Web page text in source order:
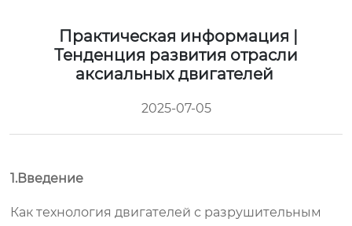
Практическая информация |
Тенденция развития отрасли
аксиальных двигателей
2025-07-05
1.Введение
Как технология двигателей с разрушительным